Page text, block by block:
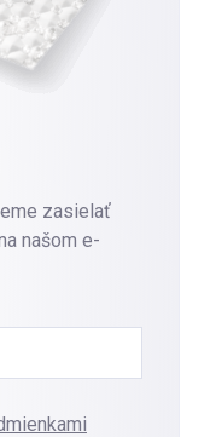
zasielať
našom e-